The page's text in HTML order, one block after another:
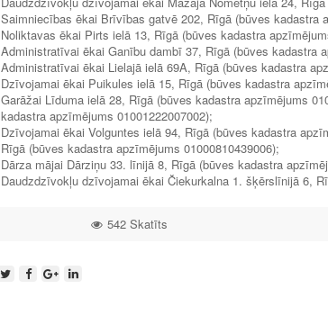
Saimniecības ēkai Brīvības gatvē 202, Rīgā (būves kadastra
Noliktavas ēkai Pirts ielā 13, Rīgā (būves kadastra
Administratīvai ēkai Ganību dambī 37, Rīgā (būves kadastra
Administratīvai ēkai Lielajā ielā 69A, Rīgā (būves kadastra
Dzīvojamai ēkai Puikules ielā 15, Rīgā (būves kadastra
Garāžai Līduma ielā 28, Rīgā (būves kadastra apzīmējums
kadastra apzīmējums 01001222007002);
Dzīvojamai ēkai Volguntes ielā 94, Rīgā (būves kadastra
Rīgā (būves kadastra apzīmējums 01000810439006);
Dārza mājai Dārziņu 33. līnijā 8, Rīgā (būves kadastra
Daudzdzīvokļu dzīvojamai ēkai Čiekurkalna 1. šķērslīnijā 6,
542 Skatīts